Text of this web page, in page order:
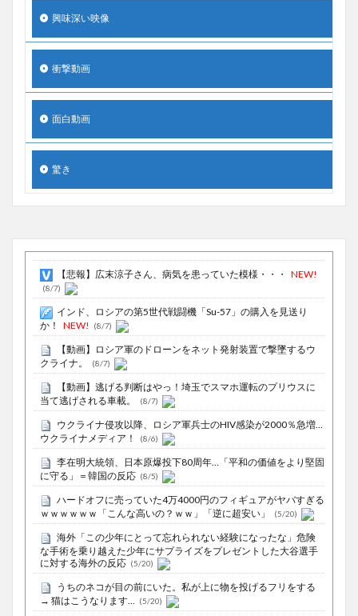
興味深い映像
衝撃動画
面白動画
驚き
【悲報】広末涼子さん、病気を患っていた模様・・・ NEW!
(8/7)
インド、ロシアの第5世代戦闘機「Su-57」の購入を見送り
か！
NEW! (8/7)
【動画】ロシア軍のドローンをネット発射装置で撃墜するウ
クライナ。
(8/7)
【動画】逃げる判断はやっ！埼玉でスマホ運転のプリウスに
当て逃げされる車載。
(8/7)
ウクライナ侵攻以降、ロシア軍兵士のHIV感染が2000％急増…
ウクライナメディア！
(8/6)
李在明大統領、日本原爆投下80周年…「平和の価値をより堅固
に守る」＝韓国の反応 (8/5)
ハードオフに売っていた4万4000円のフィギュアがヤバすぎる
ｗｗｗｗｗｗ「こんな高いの？ｗｗ」「逆に超安い」
(5/20)
海外「この少年にとって忘れられない経験になったな」危険
な手術を乗り越えた少年にサプライズをプレゼントした大谷選手
に対する海外の反応 (5/20)
うちのネコが目の前にいた。私が上に物を投げるフリをする
→ 猫はこうなります…
(5/20)